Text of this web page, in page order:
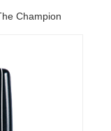
Champion